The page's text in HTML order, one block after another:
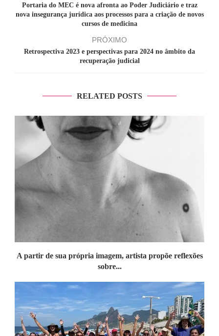
Portaria do MEC é nova afronta ao Poder Judiciário e traz
nova insegurança jurídica aos processos para a criação de novos
cursos de medicina
PRÓXIMO
Retrospectiva 2023 e perspectivas para 2024 no âmbito da
recuperação judicial
RELATED POSTS
A partir de sua própria imagem, artista propõe reflexões
sobre...